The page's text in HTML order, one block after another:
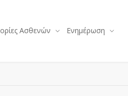
Ασθενών Ενημέρωση